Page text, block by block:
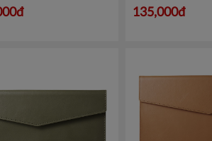
lợi.Mã CMCS2282
135,000đ